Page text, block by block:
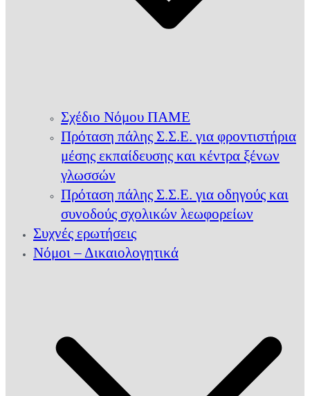
Σχέδιο Νόμου ΠΑΜΕ
Πρόταση πάλης Σ.Σ.Ε. για φροντιστήρια
μέσης εκπαίδευσης και κέντρα ξένων
γλωσσών
Πρόταση πάλης Σ.Σ.Ε. για οδηγούς και
συνοδούς σχολικών λεωφορείων
Συχνές ερωτήσεις
Νόμοι – Δικαιολογητικά